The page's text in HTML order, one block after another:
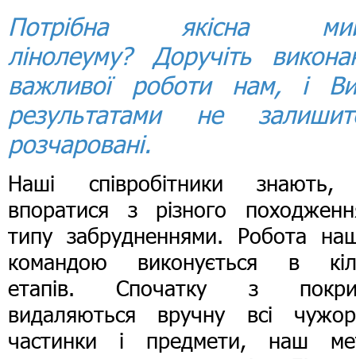
Потрібна якісна
лінолеуму? Доручіть
важливої роботи нам, і
результатами не
розчаровані.
Наші співробітники
впоратися з різного
типу забрудненнями. Робота
командою виконується в
етапів. Спочатку з
видаляються вручну всі
частинки і предмети, наш